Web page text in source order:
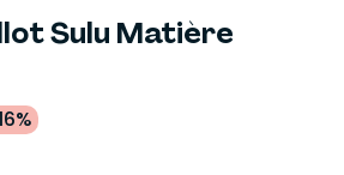
Sulu Matière